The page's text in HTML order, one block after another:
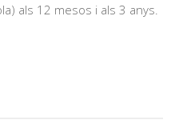
als 12 mesos i als 3 anys.